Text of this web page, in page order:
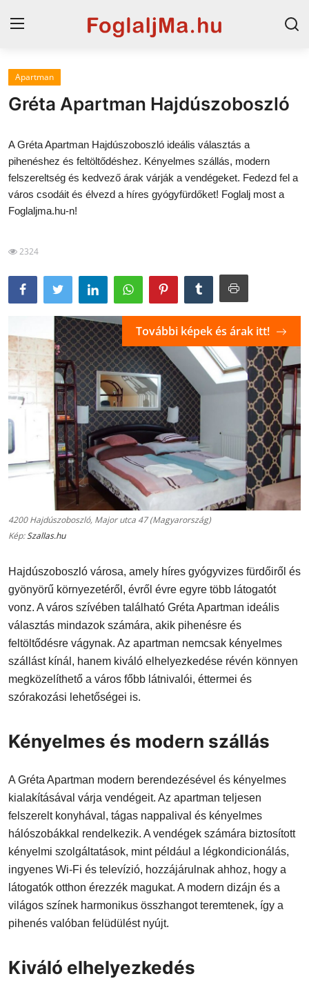
Magyarország
Horvát tengerpart
Szállások a Balatonon
Horvátország
Blog
Apartman
Gréta Apartman Hajdúszoboszló
A Gréta Apartman Hajdúszoboszló ideális választás a
pihenéshez és feltöltődéshez. Kényelmes szállás, modern
felszereltség és kedvező árak várják a vendégeket. Fedezd fel a
város csodáit és élvezd a híres gyógyfürdőket! Foglalj most a
Foglaljma.hu-n!
2324
4200 Hajdúszoboszló, Major utca 47 (Magyarország)
Kép:Szallas.hu
További képek és árak itt!
Hajdúszoboszló városa, amely híres gyógyvizes fürdőiről és
gyönyörű környezetéről, évről évre egyre több látogatót
vonz. A város szívében található Gréta Apartman ideális
választás mindazok számára, akik pihenésre és
feltöltődésre vágynak. Az apartman nemcsak kényelmes
szállást kínál, hanem kiváló elhelyezkedése révén könnyen
megközelíthető a város főbb látnivalói, éttermei és
szórakozási lehetőségei is.
Kényelmes és modern szállás
A Gréta Apartman modern berendezésével és kényelmes
kialakításával várja vendégeit. Az apartman teljesen
felszerelt konyhával, tágas nappalival és kényelmes
hálószobákkal rendelkezik. A vendégek számára biztosított
kényelmi szolgáltatások, mint például a légkondicionálás,
ingyenes Wi-Fi és televízió, hozzájárulnak ahhoz, hogy a
látogatók otthon érezzék magukat. A modern dizájn és a
világos színek harmonikus összhangot teremtenek, így a
pihenés valóban felüdülést nyújt.
Kiváló elhelyezkedés